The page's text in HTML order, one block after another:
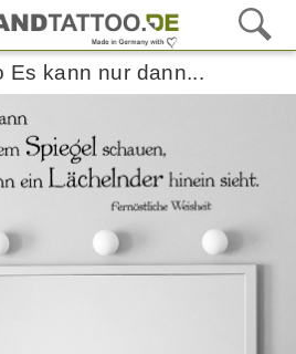
Es kann nur dann...